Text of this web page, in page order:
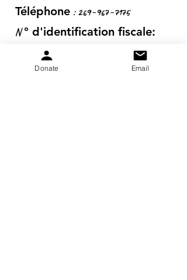
Téléphone :269-967-7175
N° d'identification fiscale:
20-5653-043
Donate Email